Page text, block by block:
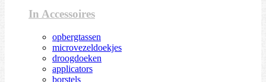
In Accessoires
opbergtassen
microvezeldoekjes
droogdoeken
applicators
borstels